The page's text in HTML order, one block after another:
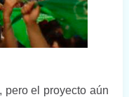
pero el proyecto aún